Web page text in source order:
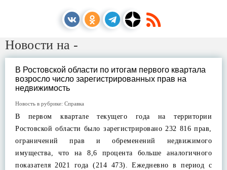
Новости на -
В Ростовской области по итогам первого квартала
возросло число зарегистрированных прав на
недвижимость
Новость в рубрике: Справка
В первом квартале текущего года на территории
Ростовской области было зарегистрировано 232 816 прав,
ограничений прав и обременений недвижимого
имущества, что на 8,6 процента больше аналогичного
показателя 2021 года (214 473). Ежедневно в период с